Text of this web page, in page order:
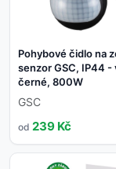
Pohybové čidlo na
senzor GSC, IP44 -
černé, 800W
GSC
od 239 Kč